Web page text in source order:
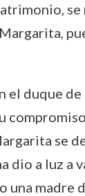
duque
se
dio a luz a
una madre